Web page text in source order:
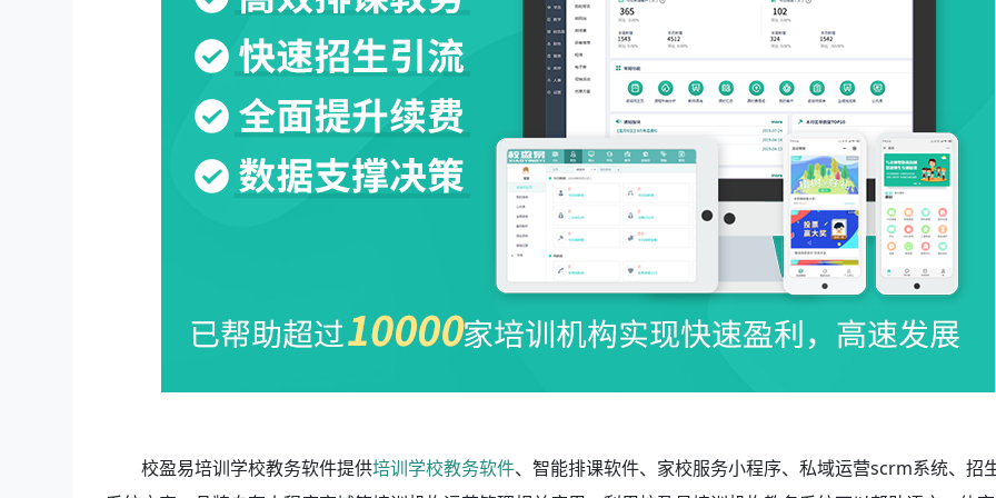
校盈易培训学校教务软件提供培训学校教务软件、智能排课软件、家校服务小程序、私域运营scrm系统、招